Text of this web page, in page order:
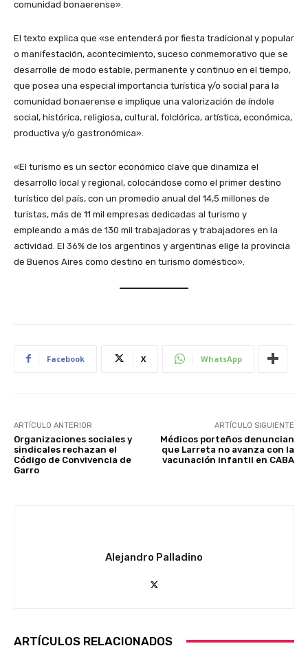
comunidad bonaerense».
El texto explica que «se entenderá por fiesta tradicional y popular
o manifestación, acontecimiento, suceso conmemorativo que se
desarrolle de modo estable, permanente y continuo en el tiempo,
que posea una especial importancia turística y/o social para la
comunidad bonaerense e implique una valorización de índole
social, histórica, religiosa, cultural, folclórica, artística, económica,
productiva y/o gastronómica».
«El turismo es un sector económico clave que dinamiza el
desarrollo local y regional, colocándose como el primer destino
turístico del país, con un promedio anual del 14,5 millones de
turistas, más de 11 mil empresas dedicadas al turismo y
empleando a más de 130 mil trabajadoras y trabajadores en la
actividad. El 36% de los argentinos y argentinas elige la provincia
de Buenos Aires como destino en turismo doméstico».
Facebook X WhatsApp
ARTÍCULO ANTERIOR
Organizaciones sociales y
sindicales rechazan el
Código de Convivencia de
Garro
ARTÍCULO SIGUIENTE
Médicos porteños denuncian
que Larreta no avanza con la
vacunación infantil en CABA
Alejandro Palladino
ARTÍCULOS RELACIONADOS